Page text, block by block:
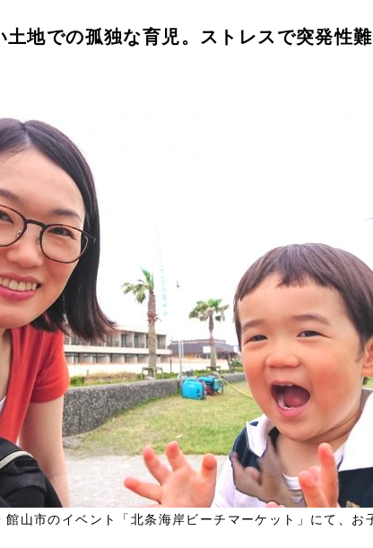
土地での孤独な育児。ストレスで突発性
館山市のイベント「北条海岸ビーチマーケット」にて、お